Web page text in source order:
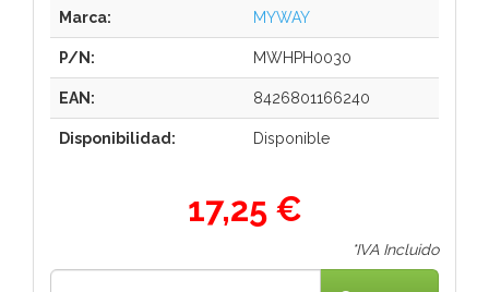
Marca: MYWAY
P/N: MWHPH0030
EAN: 8426801166240
Disponibilidad: Disponible
17,25 €
*IVA Incluido